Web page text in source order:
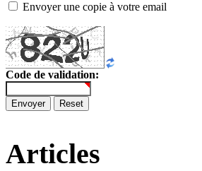
Envoyer une copie à votre email
Code de validation:
Envoyer Reset
Articles